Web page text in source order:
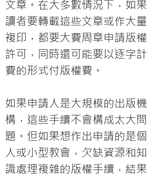
文章。在大多數情況下，如果
讀者要轉載這些文章或作大量
複印，都要大費周章申請版權
許可，同時還可能要以逐字計
費的形式付版權費。
如果申請人是大規模的出版機
構，這些手續不會構成太大問
題。但如果想作出申請的是個
人或小型教會，欠缺資源和知
識處理複雜的版權手續，結果